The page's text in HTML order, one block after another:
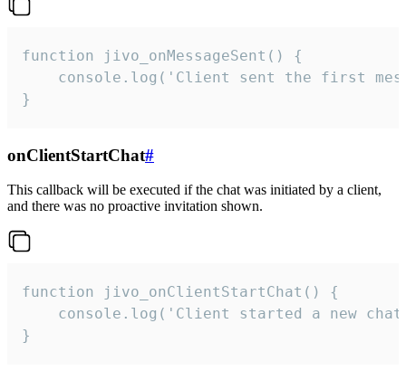
function jivo_onMessageSent() {
console.log('Client sent the first
}
onClientStartChat#
This callback will be executed if the chat was initiated by a client,
and there was no proactive invitation shown.
function jivo_onClientStartChat() {
console.log('Client started a new
}